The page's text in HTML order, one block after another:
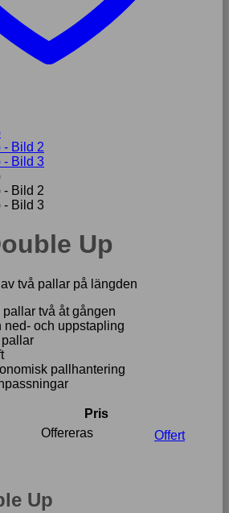
Up
två pallar på längden
två åt gången
och uppstapling
pallhantering
Pris
Offereras Offert
Up